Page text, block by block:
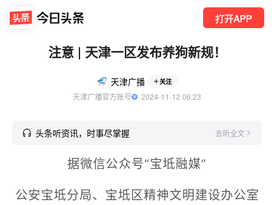
打开APP
注意 | 天津一区发布养狗新规！
天津广播 关注
天津广播官方账号
  2024-11-12 06:23
头条听资讯，时事尽掌握 去听全文
据微信公众号“宝坻融媒”
公安宝坻分局、宝坻区精神文明建设办公室